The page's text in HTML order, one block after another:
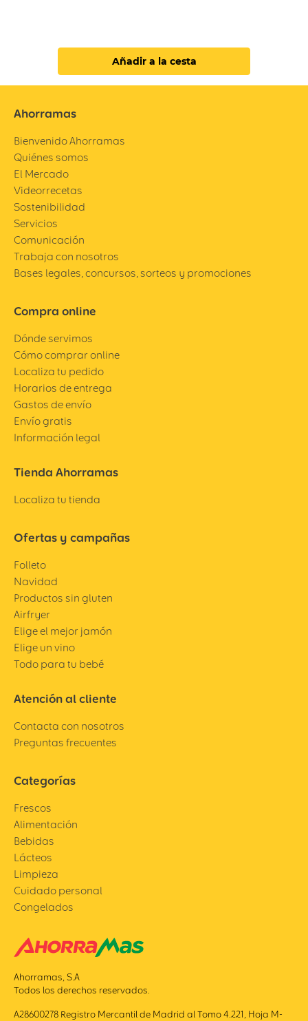
Añadir a la cesta
Ahorramas
Bienvenido Ahorramas
Quiénes somos
El Mercado
Videorrecetas
Sostenibilidad
Servicios
Comunicación
Trabaja con nosotros
Bases legales, concursos, sorteos y promociones
Compra online
Dónde servimos
Cómo comprar online
Localiza tu pedido
Horarios de entrega
Gastos de envío
Envío gratis
Información legal
Tienda Ahorramas
Localiza tu tienda
Ofertas y campañas
Folleto
Navidad
Productos sin gluten
Airfryer
Elige el mejor jamón
Elige un vino
Todo para tu bebé
Atención al cliente
Contacta con nosotros
Preguntas frecuentes
Categorías
Frescos
Alimentación
Bebidas
Lácteos
Limpieza
Cuidado personal
Congelados
Ahorramas, S.A
Todos los derechos reservados.
A28600278 Registro Mercantil de Madrid al Tomo 4.221, Hoja M-